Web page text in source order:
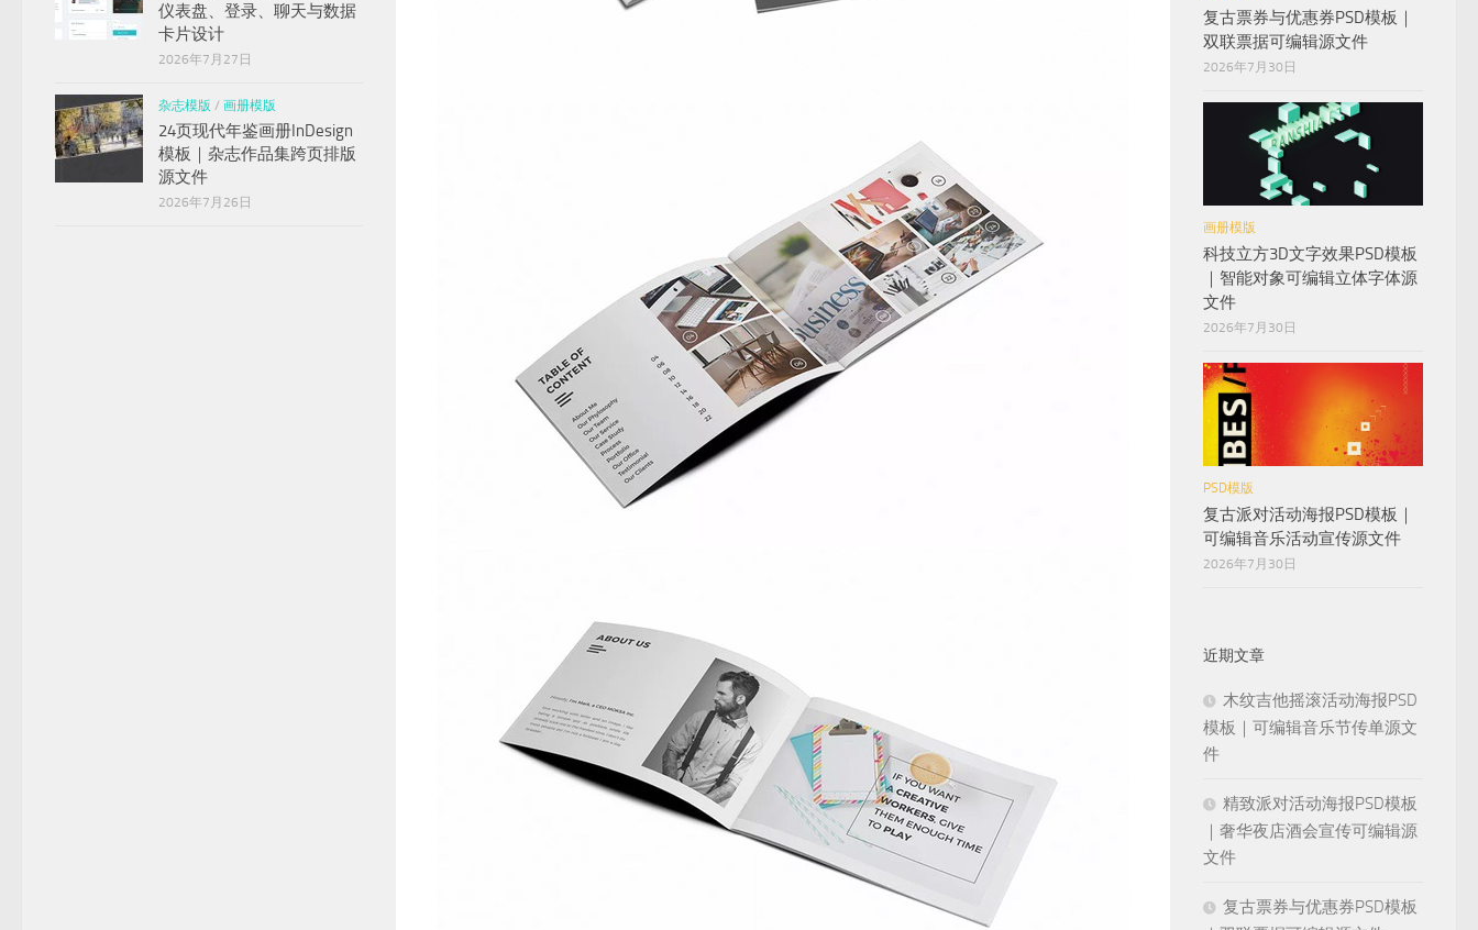
仪表盘、登录、聊天与数据
卡片设计
2026年7月27日
杂志模版 / 画册模版
24页现代年鉴画册InDesign
模板｜杂志作品集跨页排版
源文件
2026年7月26日
复古票券与优惠券PSD模板｜
双联票据可编辑源文件
2026年7月30日
画册模版
科技立方3D文字效果PSD模板
｜智能对象可编辑立体字体源
文件
2026年7月30日
PSD模版
复古派对活动海报PSD模板｜
可编辑音乐活动宣传源文件
2026年7月30日
近期文章
木纹吉他摇滚活动海报PSD
模板｜可编辑音乐节传单源文
件
精致派对活动海报PSD模板
｜奢华夜店酒会宣传可编辑源
文件
复古票券与优惠券PSD模板